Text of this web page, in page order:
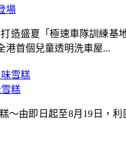
場
打造盛夏「極速車隊訓練
港首個兒童透明洗車屋...
糕
～由即日起至8月19日，